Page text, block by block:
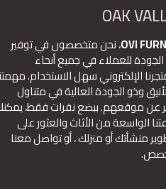
OAK
OVI، نحن متخصصون في توفير
الجودة للعملاء في جميع أنحاء
الإلكتروني سهل الاستخدام.
وذو الجودة العالية في متناول
عن موقعهم. ببضع نقرات فقط،
الواسعة من الأثاث والعثور على
منشأتك أو منزلك ، أو تواصل معنا